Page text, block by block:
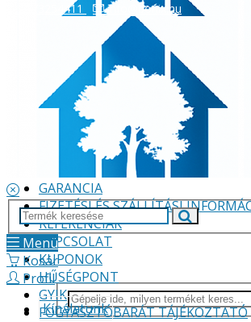
VÁLLALKOZÁS BEMUTATÁSA
GARANCIA
FIZETÉSI ÉS SZÁLLÍTÁSI
REFERENCIÁK
KAPCSOLAT
KUPONOK
HŰSÉGPONT
GYIK
FOGYASZTÓBARÁT TÁJÉKOZTATÓ
20/3254411 info@bonix.hu
Menü
Kosár
Profil
Kínálatunk